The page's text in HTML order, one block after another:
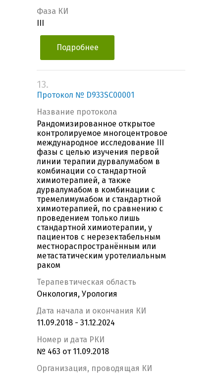
Фаза КИ
Подробнее
13.
Протокол № D933SC00001
Название протокола
Рандомизированное открытое
контролируемое многоцентровое
международное исследование III
фазы с целью изучения первой
линии терапии дурвалумабом в
комбинации со стандартной
химиотерапией, а также
дурвалумабом в комбинации с
тремелимумабом и стандартной
химиотерапией, по сравнению с
проведением только лишь
стандартной химиотерапии, у
пациентов с нерезектабельным
местнораспространённым или
метастатическим уротелиальным
раком
Терапевтическая область
Онкология, Урология
Дата начала и окончания КИ
11.09.2018 - 31.12.2024
Номер и дата РКИ
№ 463 от 11.09.2018
Организация, проводящая КИ